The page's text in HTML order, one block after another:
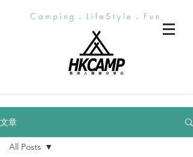
Camping．LifeStyle．Fun
文章
All Posts